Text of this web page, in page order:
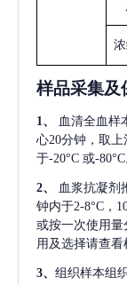
样品采集及
1、 血清全血样
心20分钟，取
于-20°C 或-80°C
2、 血浆抗凝剂
钟内于2-8°C，
或按一次使用量
用及选择请查看
3、 组织样本组